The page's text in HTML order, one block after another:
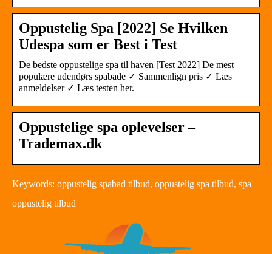
Oppustelig Spa [2022] Se Hvilken
Udespa som er Best i Test
De bedste oppustelige spa til haven [Test 2022] De mest
populære udendørs spabade ✓ Sammenlign pris ✓ Læs
anmeldelser ✓ Læs testen her.
Oppustelige spa oplevelser –
Trademax.dk
Keywords: oppustelig spabad tilbud, oppustelig spa tilbud, spa
oppustelig tilbud